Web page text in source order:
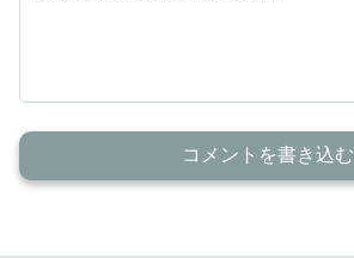
コメントを書き込む